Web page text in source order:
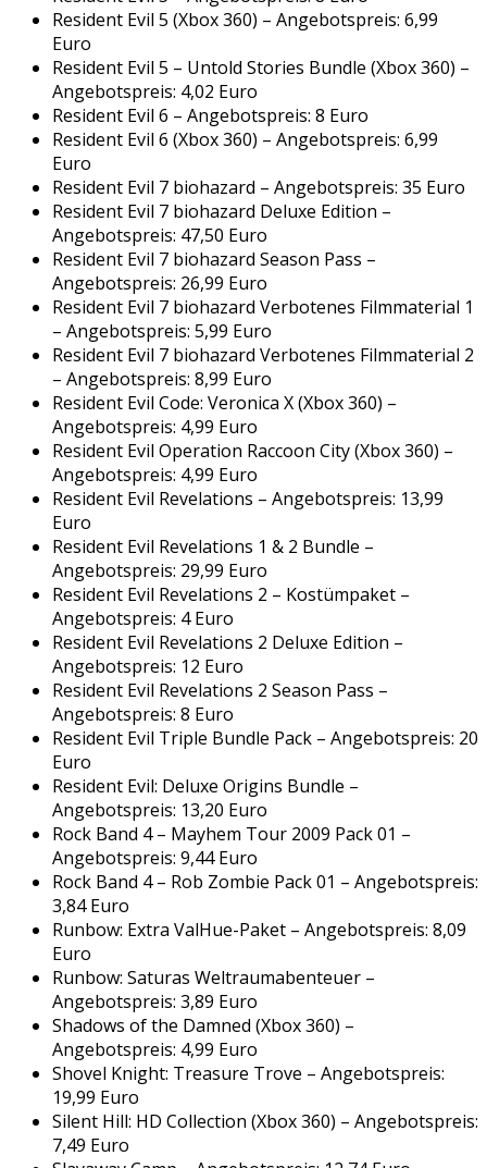
Resident Evil 5 (Xbox 360) – Angebotspreis: 6,99
Euro
Resident Evil 5 – Untold Stories Bundle (Xbox 360) –
Angebotspreis: 4,02 Euro
Resident Evil 6 – Angebotspreis: 8 Euro
Resident Evil 6 (Xbox 360) – Angebotspreis: 6,99
Euro
Resident Evil 7 biohazard – Angebotspreis: 35 Euro
Resident Evil 7 biohazard Deluxe Edition –
Angebotspreis: 47,50 Euro
Resident Evil 7 biohazard Season Pass –
Angebotspreis: 26,99 Euro
Resident Evil 7 biohazard Verbotenes Filmmaterial 1
– Angebotspreis: 5,99 Euro
Resident Evil 7 biohazard Verbotenes Filmmaterial 2
– Angebotspreis: 8,99 Euro
Resident Evil Code: Veronica X (Xbox 360) –
Angebotspreis: 4,99 Euro
Resident Evil Operation Raccoon City (Xbox 360) –
Angebotspreis: 4,99 Euro
Resident Evil Revelations – Angebotspreis: 13,99
Euro
Resident Evil Revelations 1 & 2 Bundle –
Angebotspreis: 29,99 Euro
Resident Evil Revelations 2 – Kostümpaket –
Angebotspreis: 4 Euro
Resident Evil Revelations 2 Deluxe Edition –
Angebotspreis: 12 Euro
Resident Evil Revelations 2 Season Pass –
Angebotspreis: 8 Euro
Resident Evil Triple Bundle Pack – Angebotspreis: 20
Euro
Resident Evil: Deluxe Origins Bundle –
Angebotspreis: 13,20 Euro
Rock Band 4 – Mayhem Tour 2009 Pack 01 –
Angebotspreis: 9,44 Euro
Rock Band 4 – Rob Zombie Pack 01 – Angebotspreis:
3,84 Euro
Runbow: Extra ValHue-Paket – Angebotspreis: 8,09
Euro
Runbow: Saturas Weltraumabenteuer –
Angebotspreis: 3,89 Euro
Shadows of the Damned (Xbox 360) –
Angebotspreis: 4,99 Euro
Shovel Knight: Treasure Trove – Angebotspreis:
19,99 Euro
Silent Hill: HD Collection (Xbox 360) – Angebotspreis:
7,49 Euro